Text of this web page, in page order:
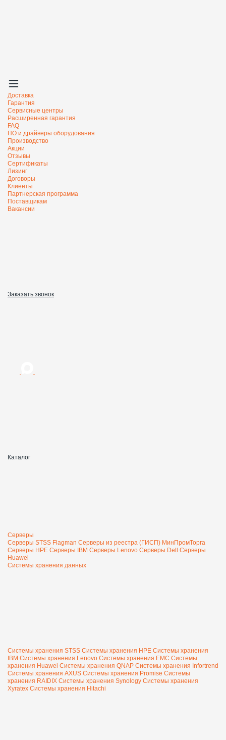
Доставка
Гарантия
Сервисные центры
Расширенная гарантия
FAQ
ПО и драйверы оборудования
Производство
Акции
Отзывы
Сертификаты
Лизинг
Договоры
Клиенты
Партнерская программа
Поставщикам
Вакансии
Заказать звонок
Каталог
Серверы
Серверы STSS Flagman Серверы из реестра (ГИСП) МинПромТорга
Серверы HPE Серверы IBM Серверы Lenovo Серверы Dell Серверы
Huawei
Системы хранения данных
Системы хранения STSS Системы хранения HPE Системы хранения
IBM Системы хранения Lenovo Системы хранения EMC Системы
хранения Huawei Системы хранения QNAP Системы хранения Infortrend
Системы хранения AXUS Системы хранения Promise Системы
хранения RAIDIX Системы хранения Synology Системы хранения
Xyratex Системы хранения Hitachi